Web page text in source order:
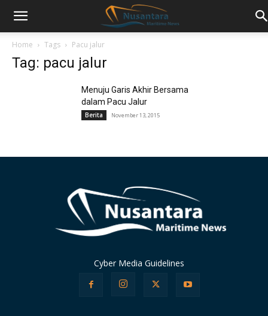
Home Tags Pacu jalur
Tag: pacu jalur
Menuju Garis Akhir Bersama
dalam Pacu Jalur
Berita November 13, 2015
Cyber Media Guidelines